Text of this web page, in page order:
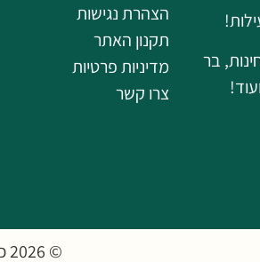
בר
הצהרת נגישות
תקנון האתר
מדיניות פרטיות
צרו קשר
© 2026 כל הזכויות שמורות.